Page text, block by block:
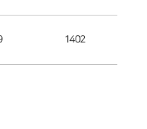
1402